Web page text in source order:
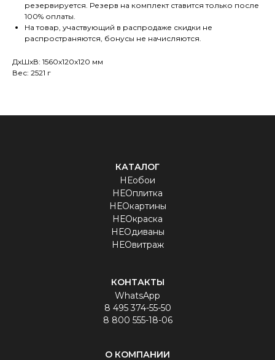
резервируется. Резерв на комплект ставится только после
100% оплаты.
На товар, участвующий в распродаже скидки не
распространяются, бонусы не начисляются.
ДxШxВ: 1560x120x120 мм
Вес: 2521 г
КАТАЛОГ
НЕобои
НЕОплитка
НЕОкартины
НЕОкраска
НЕОдиваны
НЕОвитраж
КОНТАКТЫ
WhatsApp
8 495 374-55-50
8 800 555-18-06
О КОМПАНИИ